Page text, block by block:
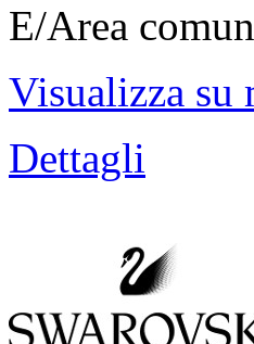
E/Area
Visualizza su
Dettagli